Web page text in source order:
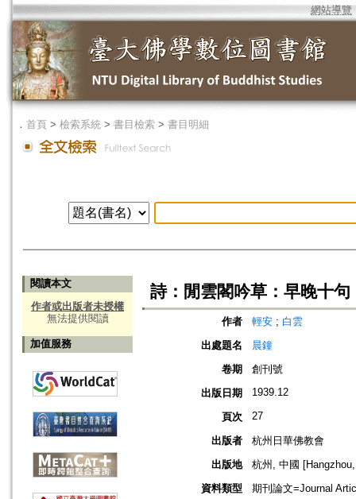
網站導覽
． 首頁 > 檢索系統 > 書目檢索 > 書目明細
閱讀本文
作者或出版者未授權
無法提供閱讀
加值服務
詩：閒雲閣吟草：早晚十句
作者 輕安 ; 白雲
出處題名
晨鐘
卷期
創刊號
出版日期
1939.12
頁次 27
出版者
杭州日華佛教會
出版地
杭州, 中國
資料類型
期刊論文=Journal